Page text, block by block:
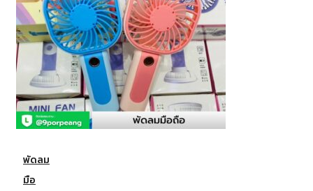
พัดลม
มือ